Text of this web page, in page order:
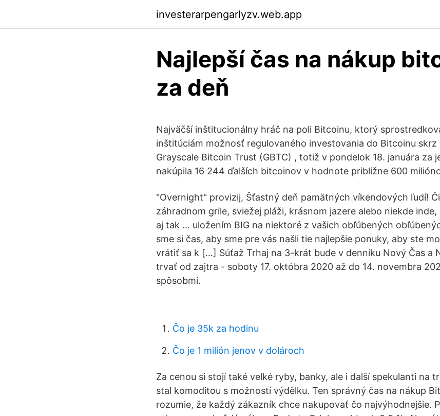
investerarpengarlyzv.web.app
Najlepší čas na nákup
za deň
Najväčší inštitucionálny hráč na poli Bitcoinu, ktorý
inštitúciám možnosť regulovaného investovania do Bitcoinu
Grayscale Bitcoin Trust (GBTC) , totiž v pondelok 18. januára za
nakúpila 16 244 ďalších bitcoinov v hodnote približne 600
"Overnight" provizij, Šťastný deň pamätných víkendových ľudí!
záhradnom grile, sviežej pláži, krásnom jazere alebo niekde
aj tak … uložením BIG na niektoré z vašich obľúbených
sme si čas, aby sme pre vás našli tie najlepšie ponuky, aby ste
vrátiť sa k […] Súťaž Trhaj na 3-krát bude v denníku Nový Čas a
trvať od zajtra - soboty 17. októbra 2020 až do 14. novembra
spôsobmi.
Čo je 35k za hodinu
Čo je 1 milión jenov v dolároch
Za cenou si stojí také velké ryby, banky, ale i další spekulanti na
stal komoditou s možností výdělku. Ten správný čas na nákup
rozumie, že každý zákazník chce nakupovať čo najvýhodnejšie.